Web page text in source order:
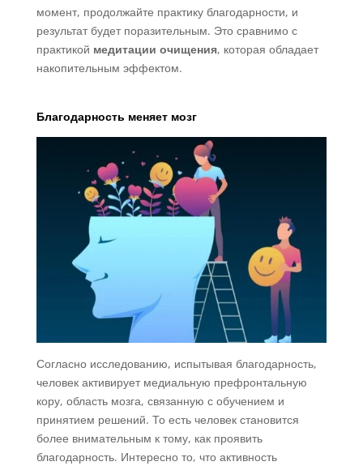
момент, продолжайте практику благодарности, и
результат будет поразительным. Это сравнимо с
практикой медитации очищения, которая обладает
накопительным эффектом.
Благодарность меняет мозг
Согласно исследованию, испытывая благодарность,
человек активирует медиальную префронтальную
кору, область мозга, связанную с обучением и
принятием решений. То есть человек становится
более внимательным к тому, как проявить
благодарность. Интересно то, что активность